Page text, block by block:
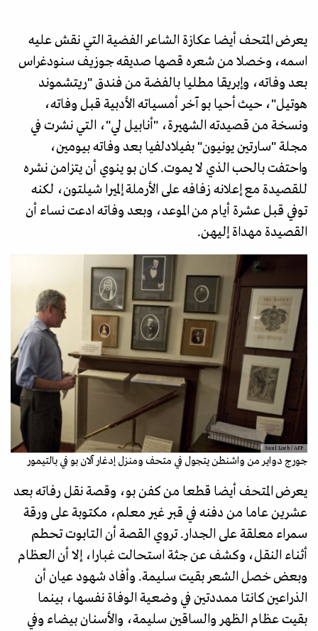
يعرض المتحف أيضا عكازة الشاعر الفضية التي نقش عليه
اسمه، وخصلا من شعره قصها صديقه جوزيف سنودغراس
بعد وفاته، وإبريقا مطليا بالفضة من فندق "ريتشموند
هوتيل"، حيث أحيا بو آخر أمسياته الأدبية قبل وفاته،
ونسخة من قصيدته الشهيرة، "أنابيل لي"، التي نشرت في
مجلة "سارتين يونيون" بفيلادلفيا بعد وفاته بيومين،
واحتفت بالحب الذي لا يموت. كان بو ينوي أن يتزامن نشره
للقصيدة مع إعلانه زفافه على الأرملة إلميرا شيلتون، لكنه
توفي قبل عشرة أيام من الموعد، وبعد وفاته ادعت نساء أن
القصيدة مهداة إليهن.
Saul Loeb / AFP
جورج دواير من واشنطن يتجول في متحف ومنزل إدغار آلان بو في بالتيمور
يعرض المتحف أيضا قطعا من كفن بو، وقصة نقل رفاته بعد
عشرين عاما من دفنه في قبر غير معلم، مكتوبة على ورقة
سمراء معلقة على الجدار. تروي القصة أن التابوت تحطم
أثناء النقل، وكشف عن جثة استحالت غبارا، إلا أن العظام
وبعض خصل الشعر بقيت سليمة. وأفاد شهود عيان أن
الذراعين كانتا ممددتين في وضعية الوفاة نفسها، بينما
بقيت عظام الظهر والساقين سليمة، والأسنان بيضاء وفي